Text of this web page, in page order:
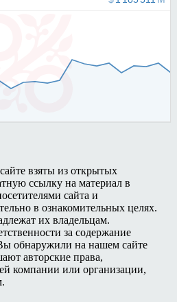
взяты из открытых
ссылку на материал в
сайта и
в ознакомительных целях.
их владельцам.
за содержание
обнаружили на нашем сайте
авторские права,
компании или организации,